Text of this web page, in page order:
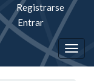
Registrarse
Entrar